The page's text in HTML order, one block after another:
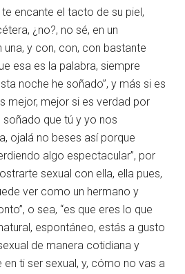
encante el tacto de su piel,
¿no?, no sé, en un
y con, con, con bastante
esa es la palabra, siempre
noche he soñado”, y más si es
mejor, mejor si es verdad por
soñado que tú y yo nos
ojalá no beses así porque
algo espectacular”, por
sexual con ella, ella pues,
ver como un hermano y
o sea, “es que eres lo que
espontáneo, estás a gusto
de manera cotidiana y
en ti ser sexual, y, cómo no vas a